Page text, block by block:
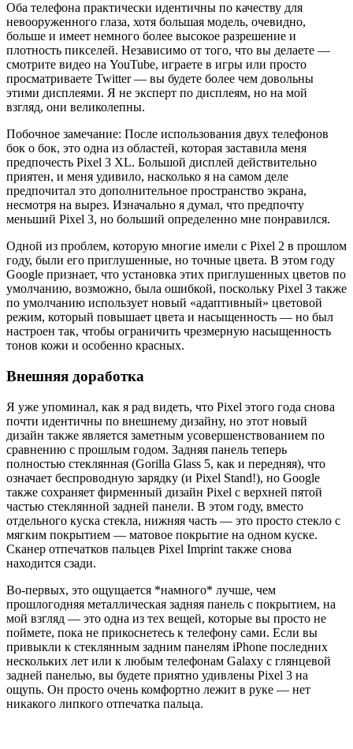
Оба телефона практически идентичны по качеству для
невооруженного глаза, хотя большая модель, очевидно,
больше и имеет немного более высокое разрешение и
плотность пикселей. Независимо от того, что вы делаете —
смотрите видео на YouTube, играете в игры или просто
просматриваете Twitter — вы будете более чем довольны
этими дисплеями. Я не эксперт по дисплеям, но на мой
взгляд, они великолепны.
Побочное замечание: После использования двух телефонов
бок о бок, это одна из областей, которая заставила меня
предпочесть Pixel 3 XL. Большой дисплей действительно
приятен, и меня удивило, насколько я на самом деле
предпочитал это дополнительное пространство экрана,
несмотря на вырез. Изначально я думал, что предпочту
меньший Pixel 3, но больший определенно мне понравился.
Одной из проблем, которую многие имели с Pixel 2 в прошлом
году, были его приглушенные, но точные цвета. В этом году
Google признает, что установка этих приглушенных цветов по
умолчанию, возможно, была ошибкой, поскольку Pixel 3 также
по умолчанию использует новый «адаптивный» цветовой
режим, который повышает цвета и насыщенность — но был
настроен так, чтобы ограничить чрезмерную насыщенность
тонов кожи и особенно красных.
Внешняя доработка
Я уже упоминал, как я рад видеть, что Pixel этого года снова
почти идентичны по внешнему дизайну, но этот новый
дизайн также является заметным усовершенствованием по
сравнению с прошлым годом. Задняя панель теперь
полностью стеклянная (Gorilla Glass 5, как и передняя), что
означает беспроводную зарядку (и Pixel Stand!), но Google
также сохраняет фирменный дизайн Pixel с верхней пятой
частью стеклянной задней панели. В этом году, вместо
отдельного куска стекла, нижняя часть — это просто стекло с
мягким покрытием — матовое покрытие на одном куске.
Сканер отпечатков пальцев Pixel Imprint также снова
находится сзади.
Во-первых, это ощущается *намного* лучше, чем
прошлогодняя металлическая задняя панель с покрытием, на
мой взгляд — это одна из тех вещей, которые вы просто не
поймете, пока не прикоснетесь к телефону сами. Если вы
привыкли к стеклянным задним панелям iPhone последних
нескольких лет или к любым телефонам Galaxy с глянцевой
задней панелью, вы будете приятно удивлены Pixel 3 на
ощупь. Он просто очень комфортно лежит в руке — нет
никакого липкого отпечатка пальца.